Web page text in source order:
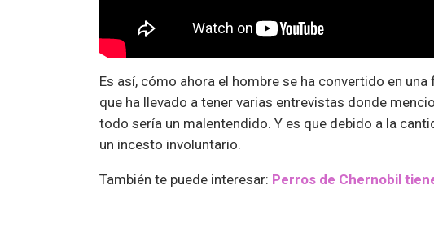
Es así, cómo ahora el hombre se ha convertido en
que ha llevado a tener varias entrevistas donde
todo sería un malentendido. Y es que debido a la
un incesto involuntario.
También te puede interesar: Perros de Chernobil